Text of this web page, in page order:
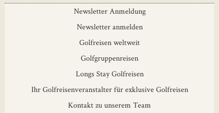
Newsletter Anmeldung
Newsletter anmelden
Golfreisen weltweit
Golfgruppenreisen
Longs Stay Golfreisen
Ihr Golfreisenveranstalter für exklusive Golfreisen
Kontakt zu unserem Team